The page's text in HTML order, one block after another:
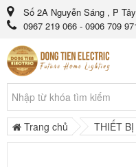
Số 2A Nguyễn Sáng , P
0967 219 066 - 0906 709
Trang chủ THIẾT